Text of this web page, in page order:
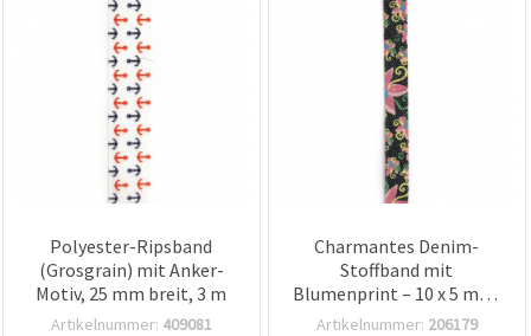
Polyester-Ripsband
(Grosgrain) mit Anker-
Motiv, 25 mm breit, 3 m
Artikelnummer: 409081
Charmantes Denim-
Stoffband mit
Blumenprint – 10 x 5 mm,
1 m – Perfekt für
Artikelnummer: 206179